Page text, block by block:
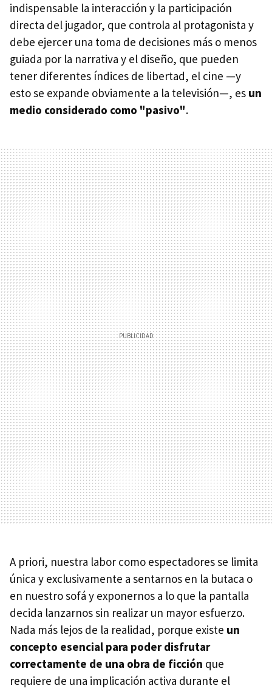
indispensable la interacción y la participación
directa del jugador, que controla al protagonista y
debe ejercer una toma de decisiones más o menos
guiada por la narrativa y el diseño, que pueden
tener diferentes índices de libertad, el cine —y
esto se expande obviamente a la televisión—, es un
medio considerado como "pasivo".
A priori, nuestra labor como espectadores se limita
única y exclusivamente a sentarnos en la butaca o
en nuestro sofá y exponernos a lo que la pantalla
decida lanzarnos sin realizar un mayor esfuerzo.
Nada más lejos de la realidad, porque existe un
concepto esencial para poder disfrutar
correctamente de una obra de ficción que
requiere de una implicación activa durante el